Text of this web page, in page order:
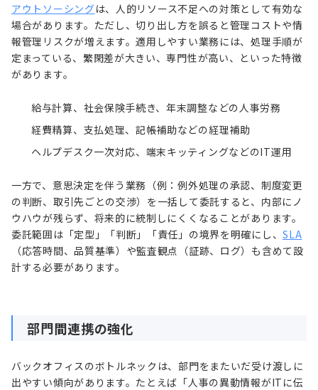
アウトソーシングは、人的リソース不足への対策として有効な
場合があります。ただし、切り出し方を誤ると管理コストや情
報管理リスクが増えます。適用しやすい業務には、処理手順が
定まっている、繁閑差が大きい、専門性が高い、といった特徴
があります。
給与計算、社会保険手続き、年末調整などの人事労務
経費精算、支払処理、記帳補助などの経理補助
ヘルプデスク一次対応、端末キッティングなどのIT運用
一方で、意思決定を伴う業務（例：例外処理の承認、制度変更
の判断、取引先ごとの交渉）を一括して委託すると、内部にノ
ウハウが残らず、将来的に統制しにくくなることがあります。
委託範囲は「定型」「判断」「責任」の境界を明確にし、SLA
（応答時間、品質基準）や監査観点（証跡、ログ）も含めて設
計する必要があります。
部門間連携の強化
バックオフィスのボトルネックは、部門をまたいだ受け渡しに
出やすい傾向があります。たとえば「人事の異動情報がITに伝